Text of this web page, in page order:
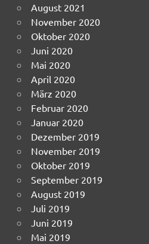
August 2021
November 2020
Oktober 2020
Juni 2020
Mai 2020
April 2020
März 2020
Februar 2020
Januar 2020
Dezember 2019
November 2019
Oktober 2019
September 2019
August 2019
Juli 2019
Juni 2019
Mai 2019